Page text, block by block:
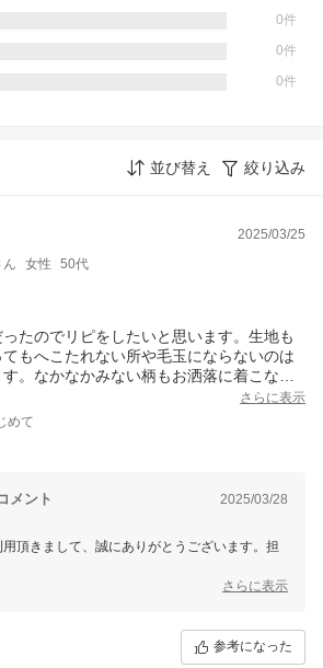
0件
0件
0件
並び替え 絞り込み
2025/03/25
ん
女性 50代
たのでリピをしたいと思います。生地も
もへこたれない所や毛玉にならないのは
。なかなかみない柄もお洒落に着こなし
っと黒、グレー、紺、茶ベースの物があれ
さらに表示
めて
メント 2025/03/28
頂きまして、誠にありがとうございます。担
関しては、商品担当と社内で共有させて頂きま
さらに表示
参考になった